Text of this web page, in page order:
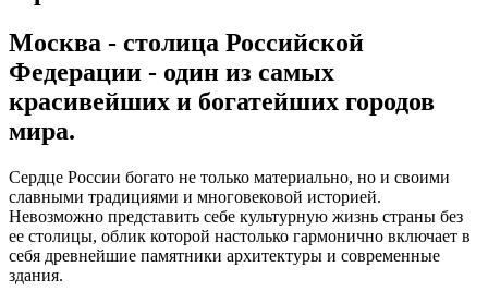
Москва - столица Российской
Федерации - один из самых
красивейших и богатейших городов
мира.
Сердце России богато не только материально, но и своими
славными традициями и многовековой историей.
Невозможно представить себе культурную жизнь страны без
ее столицы, облик которой настолько гармонично включает в
себя древнейшие памятники архитектуры и современные
здания.